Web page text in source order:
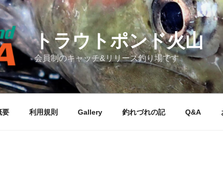
トラウトポンド火山
会員制のキャッチ&リリース釣り場です
要 利用規則 Gallery 釣れづれの記 Q&A